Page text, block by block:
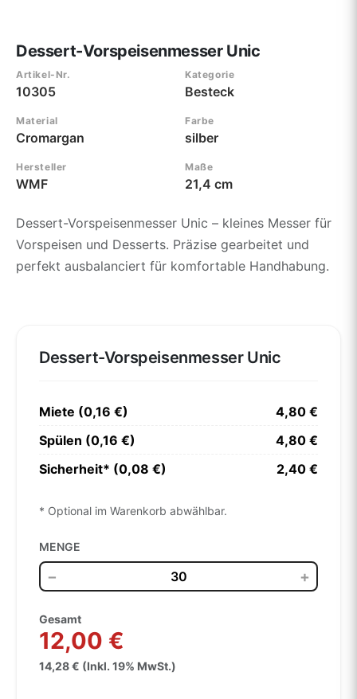
Dessert-Vorspeisenmesser Unic
Artikel-Nr.
10305
Kategorie
Besteck
Material
Cromargan
Farbe
silber
Hersteller
WMF
Maße
21,4 cm
Dessert-Vorspeisenmesser Unic – kleines Messer für
Vorspeisen und Desserts. Präzise gearbeitet und
perfekt ausbalanciert für komfortable Handhabung.
Dessert-Vorspeisenmesser Unic
Miete (0,16 €)
4,80 €
Spülen (0,16 €)
4,80 €
Sicherheit* (0,08 €)
2,40 €
* Optional im Warenkorb abwählbar.
MENGE
− +
Gesamt
12,00 €
14,28 € (Inkl. 19% MwSt.)